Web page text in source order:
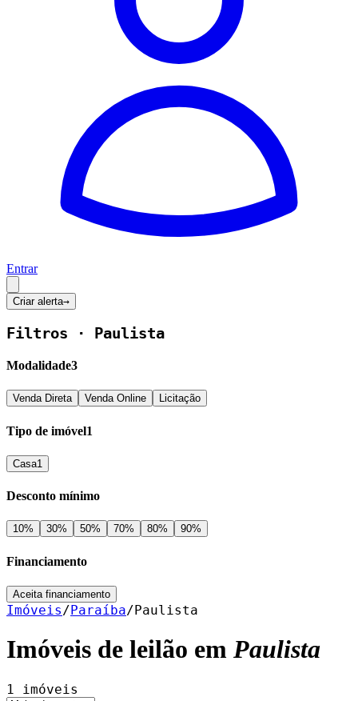
Entrar
Criar alerta→
Filtros · Paulista
Modalidade3
Venda Direta Venda Online Licitação
Tipo de imóvel1
Casa1
Desconto mínimo
10% 30% 50% 70% 80% 90%
Financiamento
Aceita financiamento
Imóveis/Paraíba/Paulista
Imóveis de leilão em Paulista
1 imóveis